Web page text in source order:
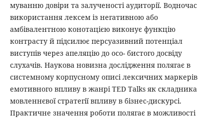
муванню довіри та залученості аудиторії. Водночас
використання лексем із негативною або
амбівалентною конотацією виконує функцію
контрасту й підсилює персуазивний потенціал
виступів через апеляцію до осо- бистого досвіду
слухачів. Наукова новизна дослідження полягає в
системному корпусному описі лексичних маркерів
емотивного впливу в жанрі TED Talks як складника
мовленнєвої стратегії впливу в бізнес-дискурсі.
Практичне значення роботи полягає в можливості